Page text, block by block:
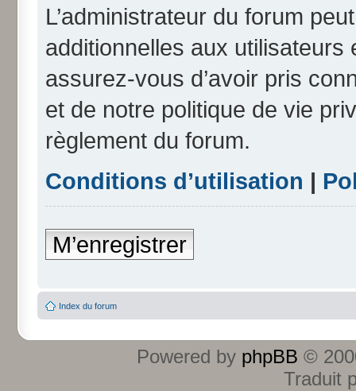
L’administrateur du forum
additionnelles aux
assurez-vous d’avoir pris
et de notre politique de vie
règlement du forum.
Conditions d’utilisation |
M’enregistrer
Index du forum
Powered by phpBB ©
Traduit